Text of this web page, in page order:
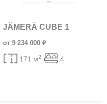
JÄMERÄ CUBE 1
от 9 234 000 ₽
171 м2 4